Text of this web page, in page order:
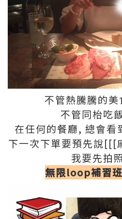
不管熱騰騰的美
不管同枱吃
在任何的餐廳, 總會看
下一次下單要預先說[[[
我要先拍
無限loop補習